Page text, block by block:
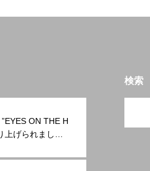
ON THE H
上げられまし
検索